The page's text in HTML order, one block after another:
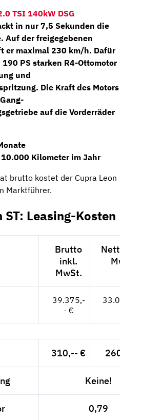
TSI 140kW DSG
in nur 7,5 Sekunden die
Auf der freigegebenen
er maximal 230 km/h. Dafür
190 PS starken R4-Ottomotor
und
Die Kraft des Motors
auf die Vorderräder
10.000 Kilometer im Jahr
brutto kostet der Cupra Leon
Marktführer.
ST: Leasing-Kosten
Brutto
inkl.
MwSt.
Netto
MwSt.
39.375,-
- €
33.088,--
310,-- € 260,50 €
Keine!
0,79